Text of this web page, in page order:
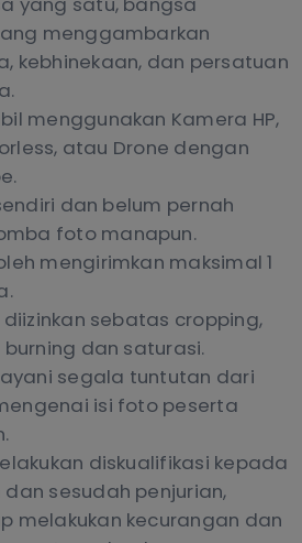
menggambarkan
kebhinekaan, dan persatuan
menggunakan Kamera HP,
atau Drone dengan
dan belum pernah
foto manapun.
mengirimkan maksimal 1
sebatas cropping,
dan saturasi.
segala tuntutan dari
isi foto peserta
diskualifikasi kepada
sesudah penjurian,
melakukan kecurangan dan